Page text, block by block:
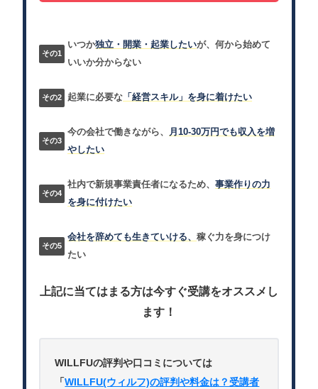
いつか独立・開業・起業したいが、何から始めて
いいか分からない
起業に必要な 「経営スキル」を身に着けたい
今の会社で働きながら、
月10-30万円でも収入を増
やしたい
社内で新規事業責任者になるため、事業作りの力
を身に付けたい
会社を辞めても生きていける、稼ぐ力を身につけ
たい
上記に当てはまる方は今すぐ受講をオススメし
ます！
WILLFUの評判や口コミについては
「WILLFU(ウィルフ)の評判や料金は？受講者